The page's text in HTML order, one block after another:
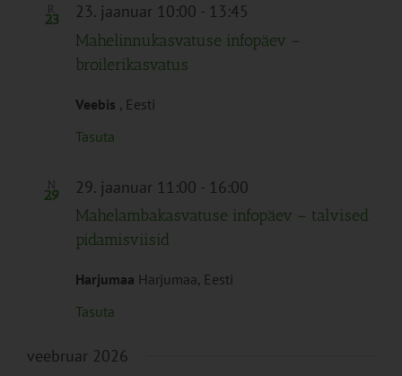
R
23 23. jaanuar 10:00 - 13:45
Mahelinnukasvatuse infopäev –
broilerikasvatus
Veebis , Eesti
Tasuta
N
29 29. jaanuar 11:00 - 16:00
Mahelambakasvatuse infopäev – talvised
pidamisviisid
Harjumaa Harjumaa, Eesti
Tasuta
veebruar 2026